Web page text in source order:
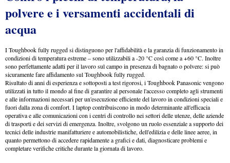
polvere e i versamenti accidentali di
acqua
I Toughbook fully rugged si distinguono per l'affidabilità e la garanzia di funzionamento in
condizioni di temperatura estreme – sono utilizzabili a -20 °C così come a +60 °C. Inoltre
sono perfettamente adatti per il lavoro sul campo in presenza di bagnato o polvere: si può
sicuramente fare affidamento sul Toughbook fully rugged.
Risultato di anni di esperienza e sottoposti a test rigorosi, i Toughbook Panasonic vengono
utilizzati in tutto il mondo al fine di garantire al personale l'accesso completo agli strumenti
e alle informazioni necessari per un'esecuzione efficiente del lavoro in condizioni speciali e
fuori dalla zona di comfort. I laptop contribuiscono in modo determinante all'efficacia
operativa e alle comunicazioni con i centri di controllo nei settori delle utenze, delle aziende
di trasporti e dei servizi di emergenza. Inoltre, svolgono un ruolo essenziale a supporto dei
tecnici delle industrie manifatturiere e automobilistiche, dell'edilizia e delle linee aeree, in
quanto permettono di accedere rapidamente a grafici e dati, diagnosticare problemi e
completare verifiche critiche durante la giornata di lavoro.